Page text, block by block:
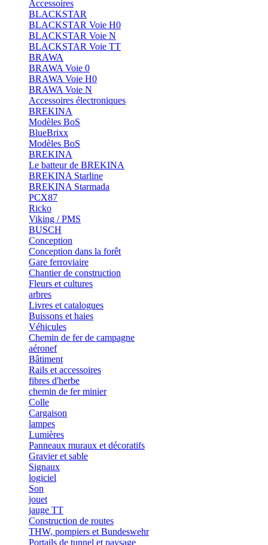
Accessoires
BLACKSTAR
BLACKSTAR Voie H0
BLACKSTAR Voie N
BLACKSTAR Voie TT
BRAWA
BRAWA Voie 0
BRAWA Voie H0
BRAWA Voie N
Accessoires électroniques
BREKINA
Modèles BoS
BlueBrixx
Modèles BoS
BREKINA
Le batteur de BREKINA
BREKINA Starline
BREKINA Starmada
PCX87
Ricko
Viking / PMS
BUSCH
Conception
Conception dans la forêt
Gare ferroviaire
Chantier de construction
Fleurs et cultures
arbres
Livres et catalogues
Buissons et haies
Véhicules
Chemin de fer de campagne
aéronef
Bâtiment
Rails et accessoires
fibres d'herbe
chemin de fer minier
Colle
Cargaison
lampes
Lumières
Panneaux muraux et décoratifs
Gravier et sable
Signaux
logiciel
Son
jouet
jauge TT
Construction de routes
THW, pompiers et Bundeswehr
Portails de tunnel et paysage